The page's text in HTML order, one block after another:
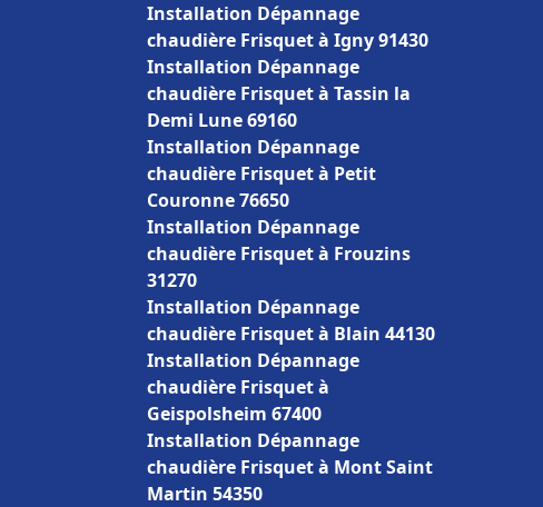
Installation Dépannage
chaudière Frisquet à Igny 91430
Installation Dépannage
chaudière Frisquet à Tassin la
Demi Lune 69160
Installation Dépannage
chaudière Frisquet à Petit
Couronne 76650
Installation Dépannage
chaudière Frisquet à Frouzins
31270
Installation Dépannage
chaudière Frisquet à Blain 44130
Installation Dépannage
chaudière Frisquet à
Geispolsheim 67400
Installation Dépannage
chaudière Frisquet à Mont Saint
Martin 54350